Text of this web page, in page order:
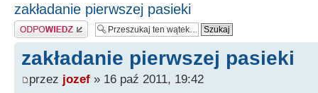
zakładanie pierwszej pasieki
Odpowiedz
zakładanie pierwszej pasieki
przez jozef » 16 paź 2011, 19:42